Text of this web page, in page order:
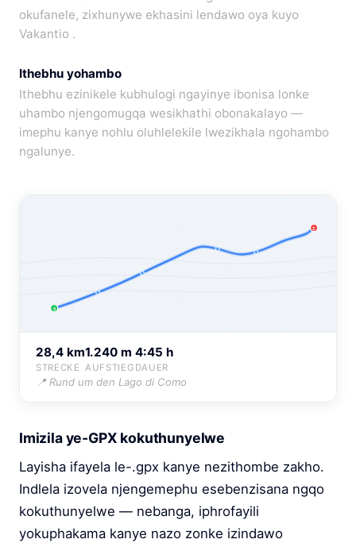
okufanele, zixhunywe ekhasini lendawo oya kuyo
Vakantio .
Ithebhu yohambo
Ithebhu ezinikele kubhulogi ngayinye ibonisa lonke
uhambo njengomugqa wesikhathi obonakalayo —
imephu kanye nohlu oluhlelekile lwezikhala ngohambo
ngalunye.
S
Z
28,4 km
STRECKE
1.240 m
AUFSTIEG
4:45 h
DAUER
📍 Rund um den Lago di Como
Imizila ye-GPX kokuthunyelwe
Layisha ifayela le-.gpx kanye nezithombe zakho.
Indlela izovela njengemephu esebenzisana ngqo
kokuthunyelwe — nebanga, iphrofayili
yokuphakama kanye nazo zonke izindawo